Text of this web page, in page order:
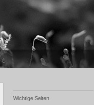
Wichtige Seiten